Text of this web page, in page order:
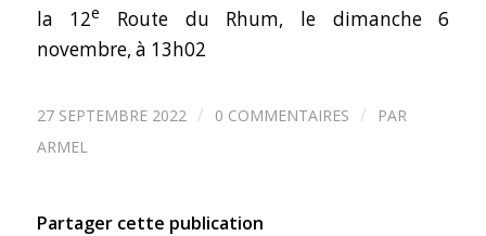
la 12e
Route du Rhum, le dimanche 6
novembre, à 13h02
27 SEPTEMBRE 2022 / 0 COMMENTAIRES /
PAR
ARMEL
Partager cette publication